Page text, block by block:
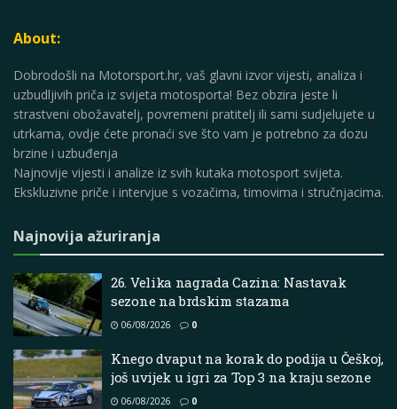
About:
Dobrodošli na Motorsport.hr, vaš glavni izvor vijesti, analiza i
uzbudljivih priča iz svijeta motosporta! Bez obzira jeste li
strastveni obožavatelj, povremeni pratitelj ili sami sudjelujete u
utrkama, ovdje ćete pronaći sve što vam je potrebno za dozu
brzine i uzbuđenja
Najnovije vijesti i analize iz svih kutaka motosport svijeta.
Ekskluzivne priče i intervjue s vozačima, timovima i stručnjacima.
Najnovija ažuriranja
26. Velika nagrada Cazina: Nastavak
sezone na brdskim stazama
06/08/2026 0
Knego dvaput na korak do podija u Češkoj,
još uvijek u igri za Top 3 na kraju sezone
06/08/2026 0